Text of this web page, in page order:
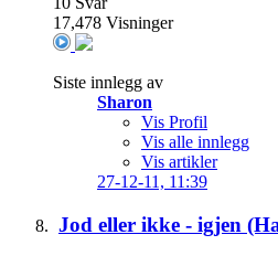
17,478 Visninger
Siste innlegg av
Sharon
Vis Profil
Vis alle innlegg
Vis artikler
27-12-11, 11:39
Jod eller ikke - igjen